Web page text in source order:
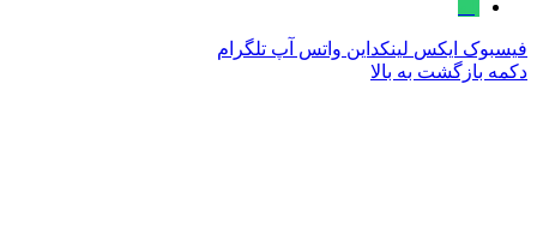
فیسبوک ایکس لینکداین واتس آپ تلگرام
دکمه بازگشت به بالا